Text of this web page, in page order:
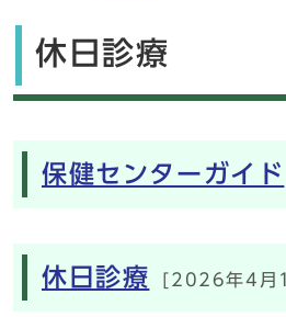
休日診療
メインメニュー
保健センターガイド
休日診療 [2026年4月